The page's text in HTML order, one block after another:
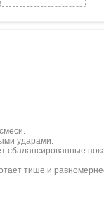
ударами.
сбалансированные
тише и